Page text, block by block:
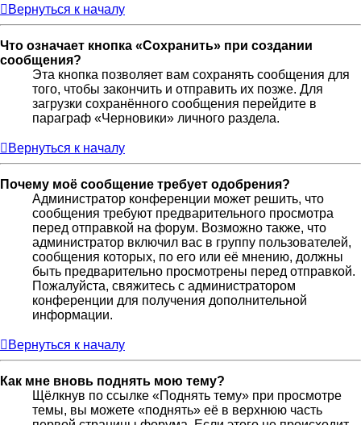
Вернуться к началу
Что означает кнопка «Сохранить» при создании
сообщения?
Эта кнопка позволяет вам сохранять сообщения для
того, чтобы закончить и отправить их позже. Для
загрузки сохранённого сообщения перейдите в
параграф «Черновики» личного раздела.
Вернуться к началу
Почему моё сообщение требует одобрения?
Администратор конференции может решить, что
сообщения требуют предварительного просмотра
перед отправкой на форум. Возможно также, что
администратор включил вас в группу пользователей,
сообщения которых, по его или её мнению, должны
быть предварительно просмотрены перед отправкой.
Пожалуйста, свяжитесь с администратором
конференции для получения дополнительной
информации.
Вернуться к началу
Как мне вновь поднять мою тему?
Щёлкнув по ссылке «Поднять тему» при просмотре
темы, вы можете «поднять» её в верхнюю часть